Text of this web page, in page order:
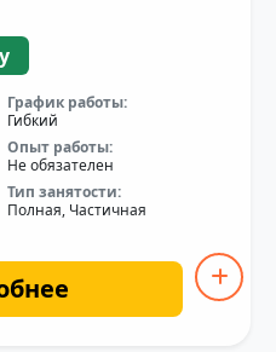
График работы:
Гибкий
Опыт работы:
Не обязателен
Тип занятости:
Полная, Частичная